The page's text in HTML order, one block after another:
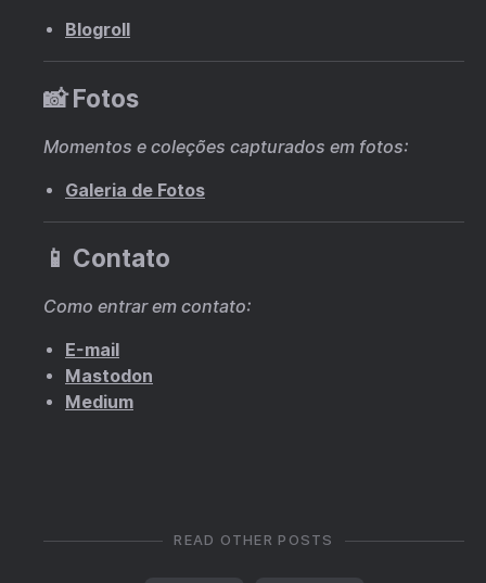
Blogroll
📸 Fotos
Momentos e coleções capturados em fotos:
Galeria de Fotos
📱 Contato
Como entrar em contato:
E-mail
Mastodon
Medium
READ OTHER POSTS